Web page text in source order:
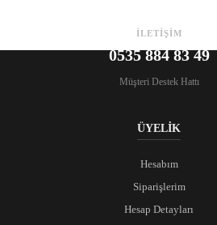
İLETİŞİM
0535 884 83 49
Müşteri Destek Hattı
ÜYELİK
Hesabım
Siparişlerim
Hesap Detayları